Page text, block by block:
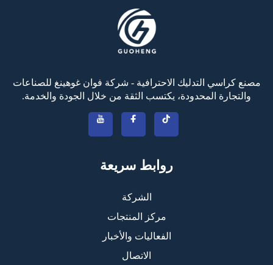
مصنع كراسي التدليك الاحترافية - شركة فوان غوهينغ للصناعات
والتجارة المحدودة، يكتسب الثقة من خلال الجودة والخدمة.
روابط سريعة
الشركة
مركز المنتجات
الفعاليات والأخبار
الاتصال